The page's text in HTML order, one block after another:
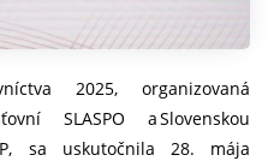
2025, organizovaná
SLASPO a Slovenskou
sa uskutočnila 28. mája